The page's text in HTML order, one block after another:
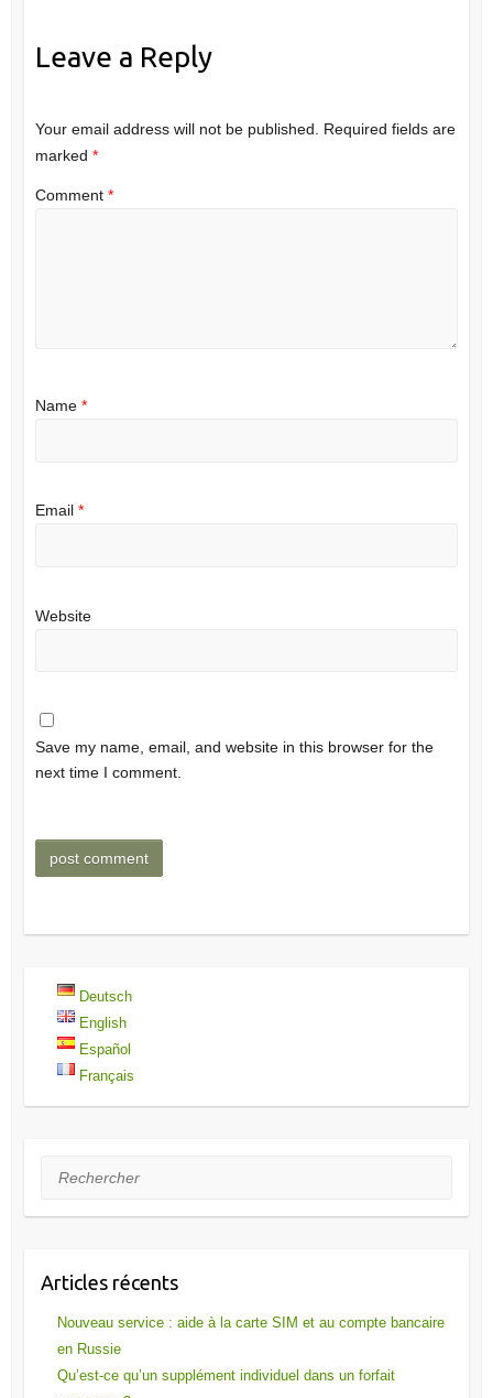
Leave a Reply
Your email address will not be published.
Required fields are
marked *
Comment *
Name *
Email *
Website
Save my name, email, and website in this browser for the
next time I comment.
Deutsch
English
Español
Français
Rechercher
Articles récents
Nouveau service : aide à la carte SIM et au compte bancaire
en Russie
Qu’est-ce qu’un supplément individuel dans un forfait